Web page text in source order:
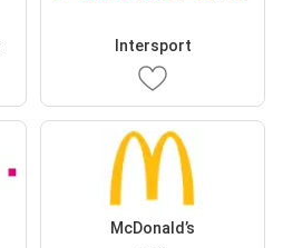
Intersport
McDonald’s